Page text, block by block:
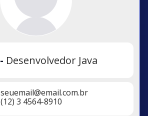
- Desenvolvedor Java
seuemail@email.com.br
(12) 3 4564-8910